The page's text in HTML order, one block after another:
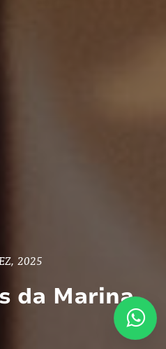
2025
da Marina